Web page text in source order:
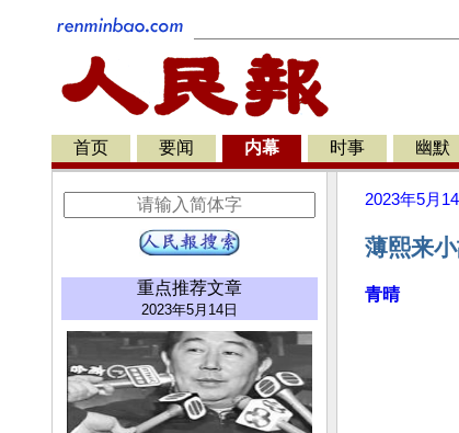
首页 要闻 内幕 时事 幽默
重点推荐文章
2023年5月14日
2023年5月
薄熙来
青晴